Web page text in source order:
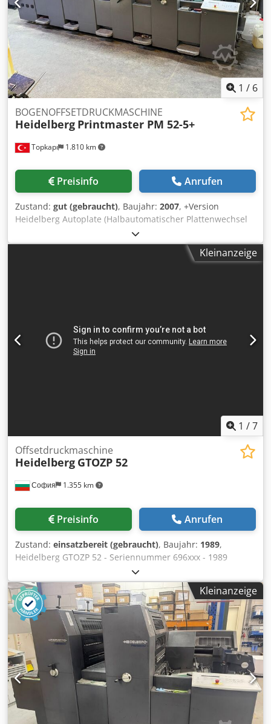
Formularen * Etiketten * Kommerziellen Druckaufträgen *
Hochwertigen Werbematerialien Diese Druckmaschine ist
eine ausgezeichnete Wahl für Druckereien, die eine
zuverlässige Heidelberg-Offsetdruckmaschine mit
niedrigen Betriebs- und Wartungskosten suchen. Preis:
22.000 € (inkl. MwSt.). Verhandelbar für ernsthafte
Interessenten.
Anmock Semi Automatic Plate Change (Halbautomatischer
Plattenwechsler) Farbwerkstemperierung
Druckzahlerstand: 100 Mio. Komplett Gereinigt
1 / 6
Topkapı 1.810 km
BOGENOFFSETDRUCKMASCHINE
Heidelberg Printmaster PM 52-5+
Preisinfo Anrufen
Zustand: gut (gebraucht), Baujahr: 2007, +Version
Heidelberg Autoplate (Halbautomatischer Plattenwechsel
Farbwalzenwascheinrichtung Dcedpfx Anjw A Rgyomek
Baldwin Kühlung Prinect Classic Center Steuerpult
Kleinanzeige
1 /7
София 1.355 km
Offsetdruckmaschine
Heidelberg GTOZP 52
Preisinfo Anrufen
Zustand: einsatzbereit (gebraucht), Baujahr: 1989,
Heidelberg GTOZP 52 - Seriennummer 696xxx - 1989
Frontbedienfeld Dsdpfox Hrn Tjx Anmeck Alkohol-
Dämpfung 35 Mio. Drucke Perfektor Unterlagen +
Werkzeuge
Kleinanzeige